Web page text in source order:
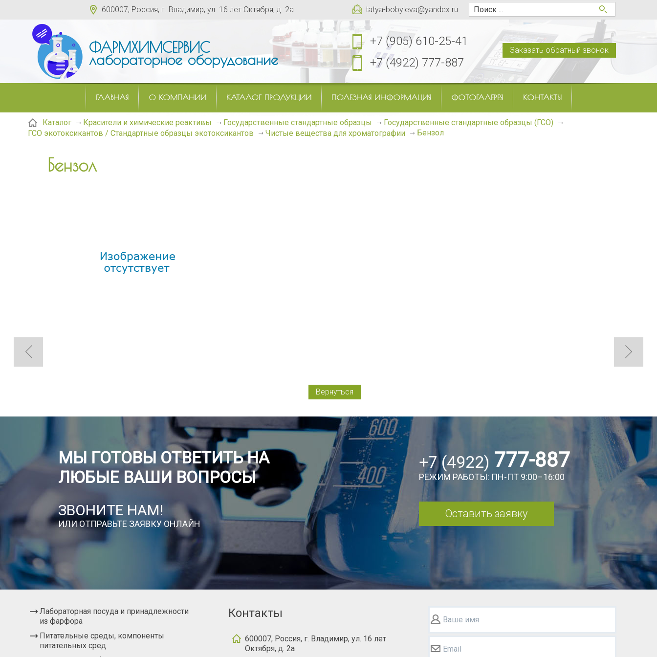
tatya-bobyleva@yandex.ru
600007, Россия, г. Владимир, ул. 16 лет Октября, д. 2а
ФАРМХИМСЕРВИС
лабораторное оборудование
+7 (905) 610-25-41
+7 (4922) 777-887
Заказать обратный звонок
ГЛАВНАЯ О КОМПАНИИ КАТАЛОГ ПРОДУКЦИИ ПОЛЕЗНАЯ ИНФОРМАЦИЯ ФОТОГАЛЕРЕЯ КОНТАКТЫ
Каталог Красители и химические реактивы Государственные стандартные образцы
Государственные стандартные образцы (ГСО)
ГСО экотоксикантов / Стандартные образцы экотоксикантов
Чистые вещества для хроматографии Бензол
Бензол
Вернуться
МЫ ГОТОВЫ ОТВЕТИТЬ НА
ЛЮБЫЕ ВАШИ ВОПРОСЫ
ЗВОНИТЕ НАМ!
ИЛИ ОТПРАВЬТЕ ЗАЯВКУ ОНЛАЙН
+7 (4922) 777-887
РЕЖИМ РАБОТЫ: ПН-ПТ 9:00–16:00
Оставить заявку
Лабораторная посуда и принадлежности
из фарфора
Питательные среды, компоненты
питательных сред
Контакты
600007, Россия, г. Владимир, ул. 16 лет
Октября, д. 2а
Ваше имя
Email